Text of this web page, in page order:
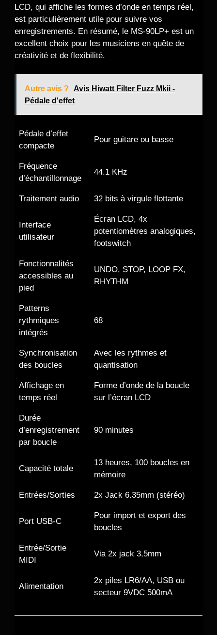
LCD, qui affiche les formes d’onde en temps réel,
est particulièrement utile pour suivre vos
enregistrements. En résumé, le MS-90LP+ est un
excellent choix pour les musiciens en quête de
créativité et de flexibilité.
Autre avis ?
Avis Hiwatt Filter Fuzz Mkii -
Pédale d'effet
Pédale d’effet
compacte
Pour guitare ou basse
Fréquence
d’échantillonnage
44.1 KHz
Traitement audio 32 bits à virgule flottante
Interface
utilisateur
Écran LCD, 4x
potentiomètres analogiques,
footswitch
Fonctionnalités
accessibles au
pied
UNDO, STOP, LOOP FX,
RHYTHM
Patterns
rythmiques
intégrés
68
Synchronisation
des boucles
Avec les rythmes et
quantisation
Affichage en
temps réel
Forme d’onde de la boucle
sur l’écran LCD
Durée
d’enregistrement
par boucle
90 minutes
Capacité totale
13 heures, 100 boucles en
mémoire
Entrées/Sorties 2x Jack 6.35mm (stéréo)
Port USB-C
Pour import et export des
boucles
Entrée/Sortie
MIDI
Via 2x jack 3,5mm
Alimentation
2x piles LR6/AA, USB ou
secteur 9VDC 500mA